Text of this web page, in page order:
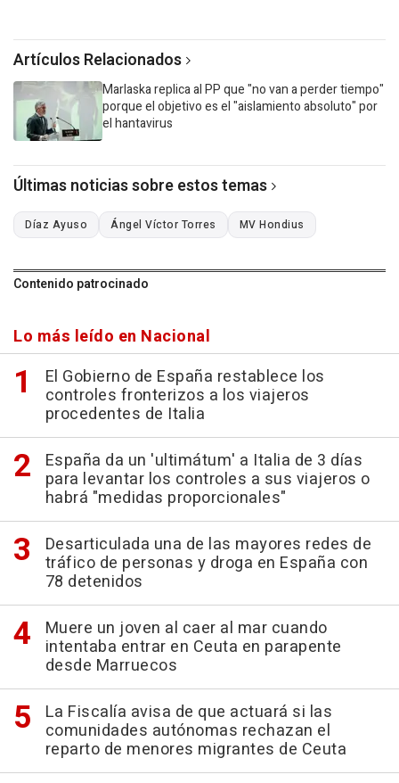
Artículos Relacionados
Marlaska replica al PP que "no van a perder tiempo"
porque el objetivo es el "aislamiento absoluto" por
el hantavirus
Últimas noticias sobre estos temas
Díaz Ayuso Ángel Víctor Torres MV Hondius
Contenido patrocinado
Lo más leído en Nacional
El Gobierno de España restablece los
controles fronterizos a los viajeros
procedentes de Italia
España da un 'ultimátum' a Italia de 3 días
para levantar los controles a sus viajeros o
habrá "medidas proporcionales"
Desarticulada una de las mayores redes de
tráfico de personas y droga en España con
78 detenidos
Muere un joven al caer al mar cuando
intentaba entrar en Ceuta en parapente
desde Marruecos
La Fiscalía avisa de que actuará si las
comunidades autónomas rechazan el
reparto de menores migrantes de Ceuta